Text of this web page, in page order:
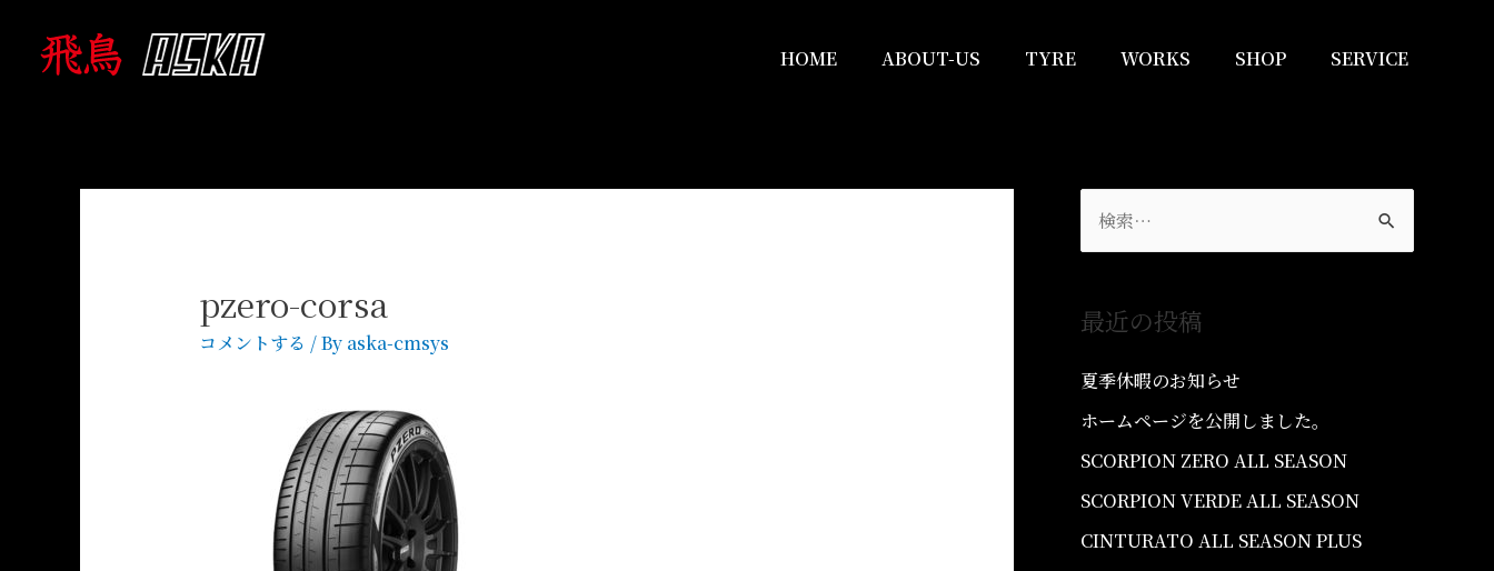
HOME ABOUT-US TYRE WORKS SHOP SERVICE
pzero-corsa
コメントする / By aska-cmsys
最近の投稿
夏季休暇のお知らせ
ホームページを公開しました。
SCORPION ZERO ALL SEASON
SCORPION VERDE ALL SEASON
CINTURATO ALL SEASON PLUS